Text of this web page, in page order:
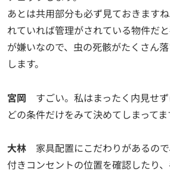
あとは共用部分も必ず見ておきます
れていれば管理がされている物件だ
が嫌いなので、虫の死骸がたくさん
します。
宮岡 すごい。私はまったく内見せ
どの条件だけをみて決めてしまってま
大林 家具配置にこだわりがあるの
付きコンセントの位置を確認したり